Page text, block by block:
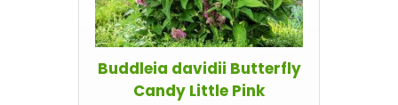
Buddleia davidii Butterfly
Candy Little Pink